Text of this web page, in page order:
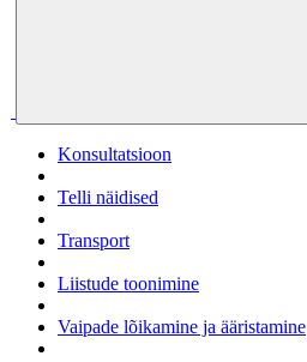
Konsultatsioon
Telli näidised
Transport
Liistude toonimine
Vaipade lõikamine ja ääristamine